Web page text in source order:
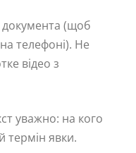
документа (щоб
телефоні). Не
відео з
уважно: на кого
термін явки.